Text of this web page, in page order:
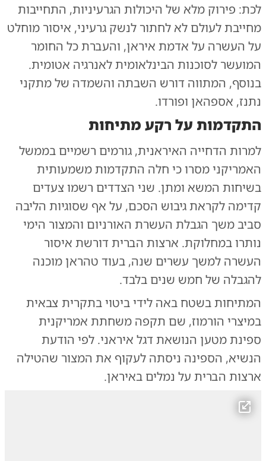
לכת: פירוק מלא של היכולות הגרעיניות, התחייבות
מחייבת לעולם לא לחתור לנשק גרעיני, איסור מוחלט
על העשרה על אדמת איראן, והעברת כל החומר
המועשר לסוכנות הבינלאומית לאנרגיה אטומית.
בנוסף, המתווה דורש השבתה והשמדה של מתקני
נתנז, אספהאן ופורדו.
התקדמות על רקע מתיחות
למרות הדחייה האיראנית, גורמים רשמיים בממשל
האמריקני מסרו כי חלה התקדמות משמעותית
בשיחות המשא ומתן. שני הצדדים רשמו צעדים
קדימה לקראת גיבוש הסכם, על אף שסוגיות הליבה
סביב משך הגבלת העשרת האורניום והמצור הימי
נותרו במחלוקת. ארצות הברית דורשת איסור
העשרה למשך עשרים שנה, בעוד טהראן מוכנה
להגבלה של חמש שנים בלבד.
המתיחות בשטח באה לידי ביטוי בתקרית צבאית
במיצרי הורמוז, שם תקפה משחתת אמריקנית
ספינת מטען הנושאת דגל איראני. לפי הודעת
הנשיא, הספינה ניסתה לעקוף את המצור שהטילה
ארצות הברית על נמלים באיראן.